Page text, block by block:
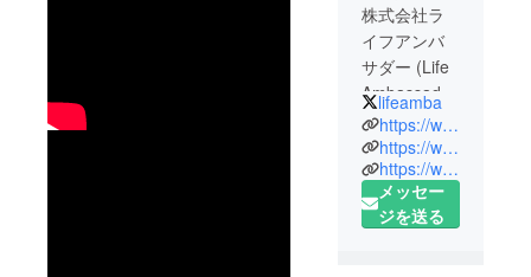
株式会社ラ
イフアンバ
サダー (Life
Ambassador
Inc.) は健康
分野での社
会貢献を目
指す企業で
す。
lifeamba
https://www.lifeamba.com/
https://www.instagram.com/lifeamba/
https://www.facebook.com/lifeambassador.inc
メッセー
ジを送る